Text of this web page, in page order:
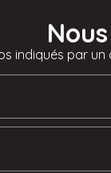
indiqués par